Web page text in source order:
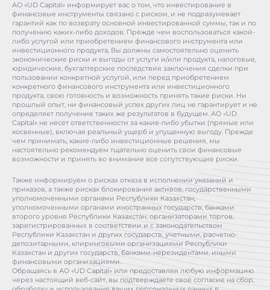
АО «UD Capital» информирует вас о том, что инвестирование в
финансовые инструменты связано с риском, и не подразумевает
гарантий как по возврату основной инвестированной суммы, так и по
получению каких-либо доходов. Прежде чем воспользоваться какой-
либо услугой или приобретением финансового инструмента или
инвестиционного продукта, Вы должны самостоятельно оценить
экономические риски и выгоды от услуги и/или продукта, налоговые,
юридические, бухгалтерские последствия заключения сделки при
пользовании конкретной услугой, или перед приобретением
конкретного финансового инструмента или инвестиционного
продукта, свою готовность и возможность принять такие риски. Ни
прошлый опыт, ни финансовый успех других лиц не гарантирует и не
определяет получение таких же результатов в будущем. АО «UD
Capital» не несет ответственности за какие-либо убытки (прямые или
косвенные), включая реальный ущерб и упущенную выгоду. Прежде
чем принимать, какие-либо инвестиционные решения, мы
настоятельно рекомендуем тщательно оценить свои финансовые
возможности и принять во внимание все сопутствующие риски.
Также информируем о рисках отказа в исполнении указаний и
приказов, а также рисках блокирования активов, государственными
уполномоченными органами Республики Казахстан,
уполномоченными органами иностранных государств, банками
второго уровня Республики Казахстан, организаторами торгов,
зарегистрированных в соответствии и с законодательством
Республики Казахстан и других государств, учетными, расчетно-
депозитарными, клиринговыми организациями Республики
Казахстан и других государств, банками-нерезидентами, иными
финансовыми организациями.
Обращаясь в АО «UD Capital» или предоставляя любую информацию
через настоящий веб-сайт, вы подтверждаете своё согласие на сбор,